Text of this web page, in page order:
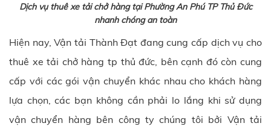
Dịch vụ thuê xe tải chở hàng tại Phường An Phú TP Thủ Đức
nhanh chóng an toàn
Hiện nay,Vận tải Thành Đạt đang cung cấp dịch vụ cho
thuê xe tải chở hàng tp thủ đức, bên cạnh đó còn cung
cấp với các gói vận chuyển khác nhau cho khách hàng
lựa chọn, các bạn không cần phải lo lắng khi sử dụng
vận chuyển hàng bên công ty chúng tôi bởi Vận tải